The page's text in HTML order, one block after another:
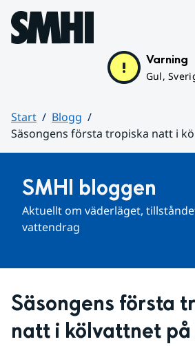
Hoppa till sidans innehåll
Varning
Gul,
Start
Blogg
Säsongens första tropiska natt i
SMHI bloggen
Aktuellt om väderläget,
vattendrag
Säsongens första
natt i kölvattnet på